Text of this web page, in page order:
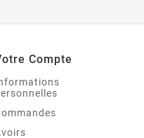
Compte